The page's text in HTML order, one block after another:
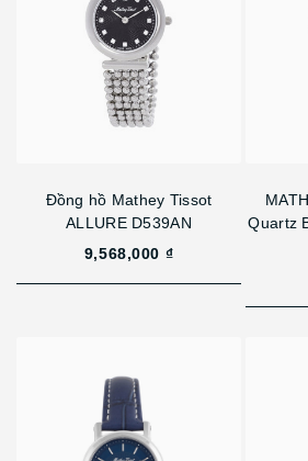
Đồng hồ Mathey Tissot
ALLURE D539AN
9,568,000 ₫
Quartz